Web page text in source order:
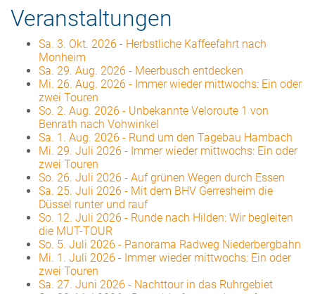
Veranstaltungen
Sa. 3. Okt. 2026 - Herbstliche Kaffeefahrt nach
Monheim
Sa. 29. Aug. 2026 - Meerbusch entdecken
Mi. 26. Aug. 2026 - Immer wieder mittwochs: Ein oder
zwei Touren
So. 2. Aug. 2026 - Unbekannte Veloroute 1 von
Benrath nach Vohwinkel
Sa. 1. Aug. 2026 - Rund um den Tagebau Hambach
Mi. 29. Juli 2026 - Immer wieder mittwochs: Ein oder
zwei Touren
So. 26. Juli 2026 - Auf grünen Wegen durch Essen
Sa. 25. Juli 2026 - Mit dem BHV Gerresheim die
Düssel runter und rauf
So. 12. Juli 2026 - Runde nach Hilden: Wir begleiten
die MUT-TOUR
So. 5. Juli 2026 - Panorama Radweg Niederbergbahn
Mi. 1. Juli 2026 - Immer wieder mittwochs: Ein oder
zwei Touren
Sa. 27. Juni 2026 - Nachttour in das Ruhrgebiet